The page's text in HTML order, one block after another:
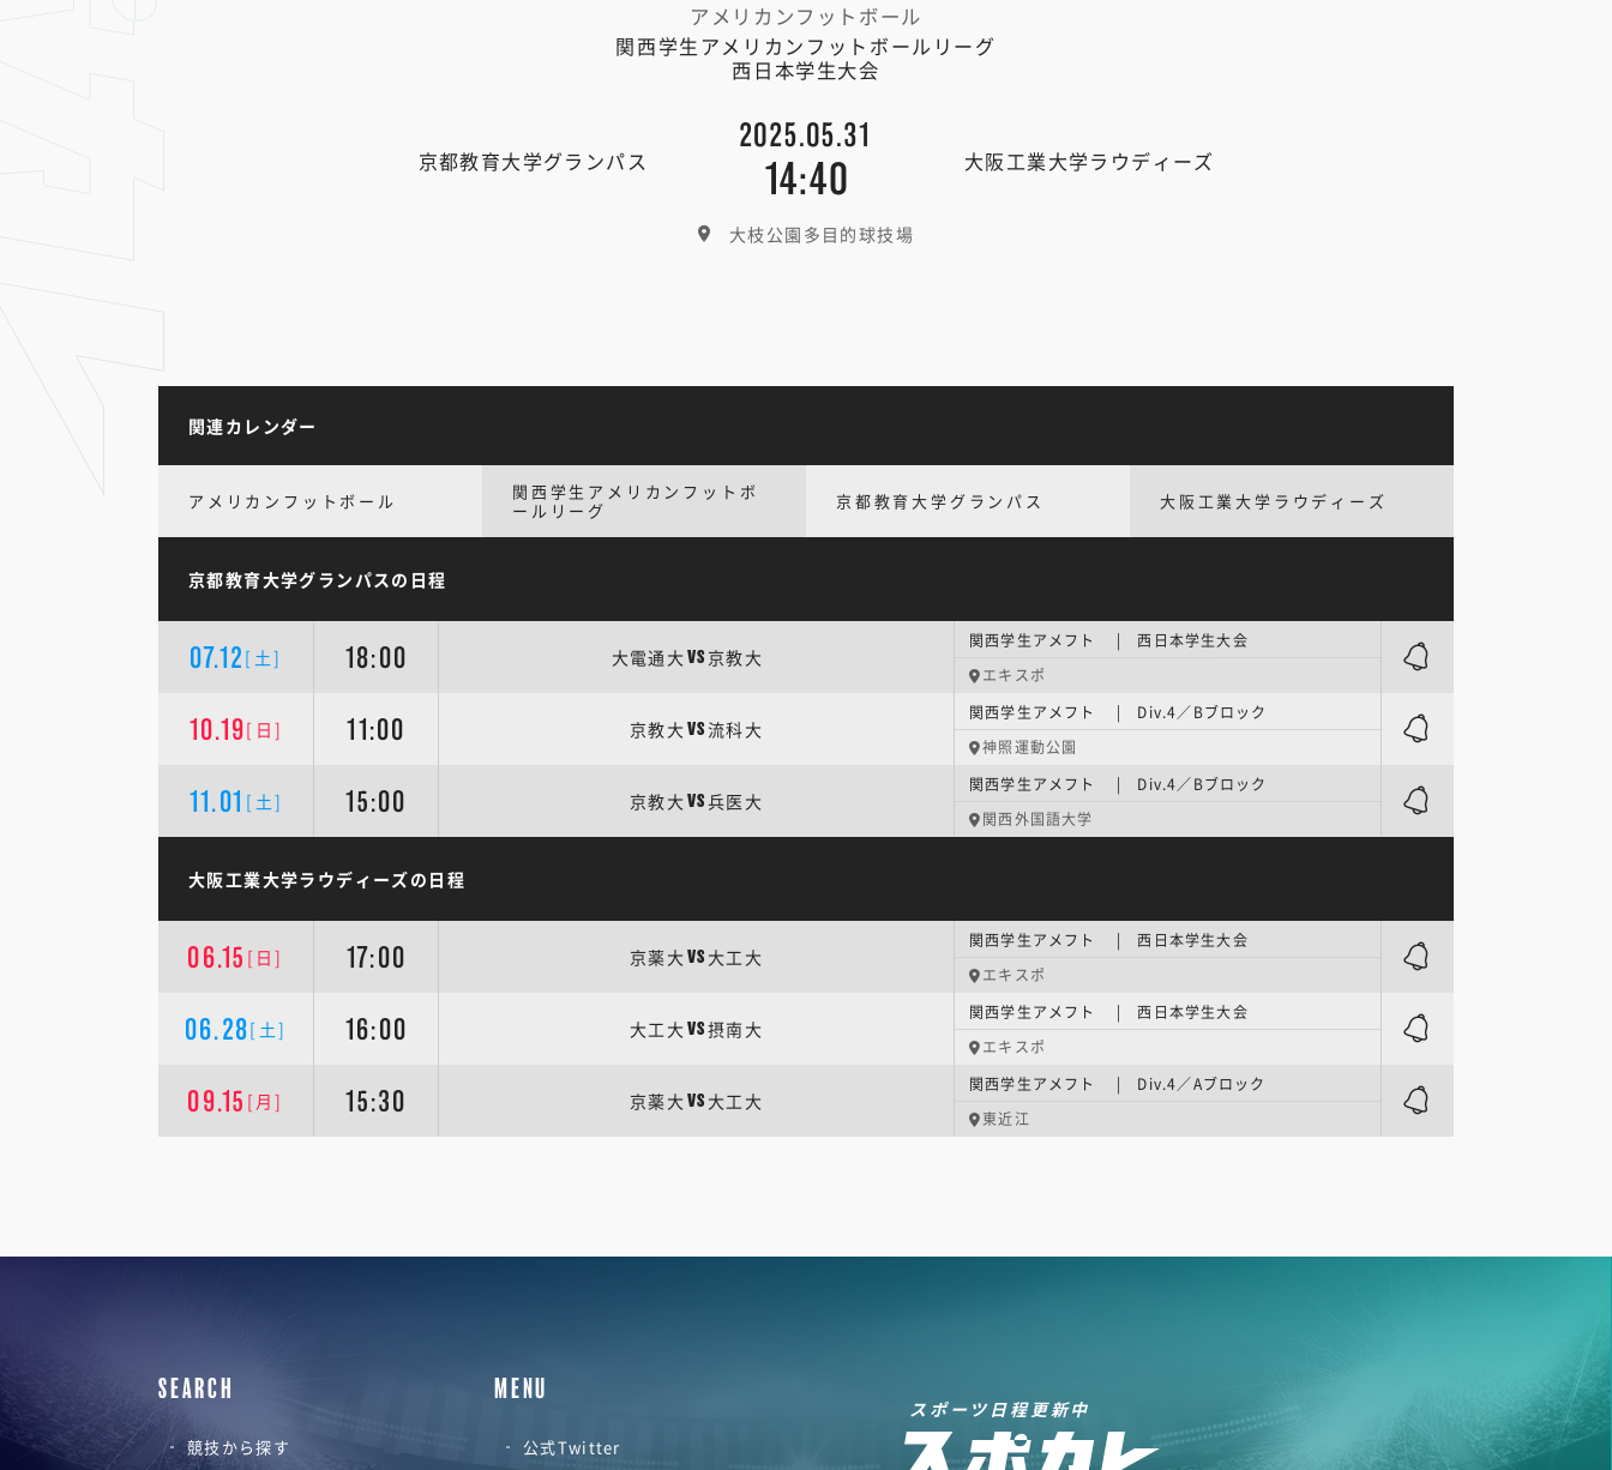
アメリカンフットボール
関西学生アメリカンフットボールリーグ
西日本学生大会
京都教育大学グランパス
2025.05.31
14:40 大阪工業大学ラウディーズ
大枝公園多目的球技場
関連カレンダー
アメリカンフットボール
関西学生アメリカンフットボ
ールリーグ
京都教育大学グランパス 大阪工業大学ラウディーズ
京都教育大学グランパスの日程
07.12 [土] 18:00 大電通大 VS 京教大
関西学生アメフト | 西日本学生大会
エキスポ
10.19[日] 11:00 京教大 VS 流科大
関西学生アメフト | Div.4／Bブロック
神照運動公園
11.01 [土] 15:00 京教大 VS兵医大
関西学生アメフト | Div.4／Bブロック
関西外国語大学
大阪工業大学ラウディーズの日程
06.15 [日] 17:00 京薬大 VS 大工大
関西学生アメフト | 西日本学生大会
エキスポ
06.28[土] 16:00 大工大 VS摂南大
関西学生アメフト | 西日本学生大会
エキスポ
09.15 [月] 15:30 京薬大 VS 大工大
関西学生アメフト | Div.4／Aブロック
東近江
SEARCH
競技から探す
MENU
公式Twitter
スポーツ日程更新中